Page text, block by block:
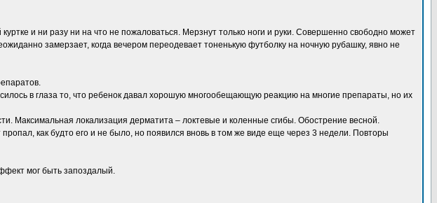
и ни разу ни на что не пожаловаться. Мерзнут только ноги и руки. Совершенно свободно может
замерзает, когда вечером переодевает тоненькую футболку на ночную рубашку, явно не
в глаза то, что ребенок давал хорошую многообещающую реакцию на многие препараты, но их
Максимальная локализация дерматита – локтевые и коленные сгибы. Обострение весной.
как будто его и не было, но появился вновь в том же виде еще через 3 недели. Повторы
мог быть запоздалый.